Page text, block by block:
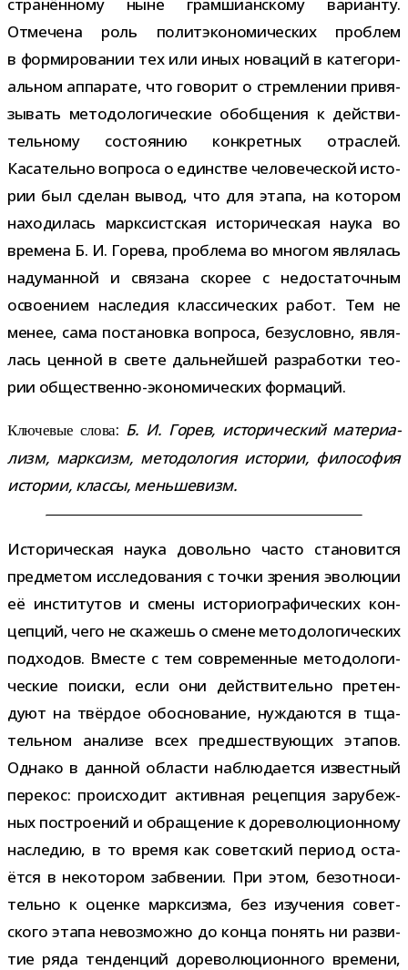
Отмечена роль полит­эко­но­ми­че­ских про­блем
в фор­ми­ро­ва­нии тех или иных нова­ций в кате­го­ри­
аль­ном аппа­рате, что гово­рит о стрем­ле­нии при­вя­
зы­вать мето­до­ло­ги­че­ские обоб­ще­ния к дей­стви­
тель­ному состо­я­нию кон­крет­ных отрас­лей.
Касательно вопроса о един­стве чело­ве­че­ской исто­
рии был сде­лан вывод, что для этапа, на кото­ром
нахо­ди­лась марк­сист­ская исто­ри­че­ская наука во
вре­мена Б. И. Горева, про­блема во мно­гом явля­лась
наду­ман­ной и свя­зана ско­рее с недо­ста­точ­ным
осво­е­нием насле­дия клас­си­че­ских работ. Тем не
менее, сама поста­новка вопроса, без­условно, явля­
лась цен­ной в свете даль­ней­шей раз­ра­ботки тео­
рии общественно-​экономических формаций.
Ключевые слова: Б. И. Горев, исто­ри­че­ский мате­ри­а­
лизм, марк­сизм, мето­до­ло­гия исто­рии, фило­со­фия
исто­рии, классы, меньшевизм.
Историческая наука довольно часто ста­но­вится
пред­ме­том иссле­до­ва­ния с точки зре­ния эво­лю­ции
её инсти­ту­тов и смены исто­рио­гра­фи­че­ских кон­
цеп­ций, чего не ска­жешь о смене мето­до­ло­ги­че­ских
под­хо­дов. Вместе с тем совре­мен­ные мето­до­ло­ги­
че­ские поиски, если они дей­стви­тельно пре­тен­
дуют на твёр­дое обос­но­ва­ние, нуж­да­ются в тща­
тель­ном ана­лизе всех пред­ше­ству­ю­щих эта­пов.
Однако в дан­ной обла­сти наблю­да­ется извест­ный
пере­кос: про­ис­хо­дит актив­ная рецеп­ция зару­беж­
ных постро­е­ний и обра­ще­ние к доре­во­лю­ци­он­ному
насле­дию, в то время как совет­ский период оста­
ётся в неко­то­ром забве­нии. При этом, без­от­но­си­
тельно к оценке марк­сизма, без изу­че­ния совет­
ского этапа невоз­можно до конца понять ни раз­ви­
тие ряда тен­ден­ций доре­во­лю­ци­он­ного вре­мени,